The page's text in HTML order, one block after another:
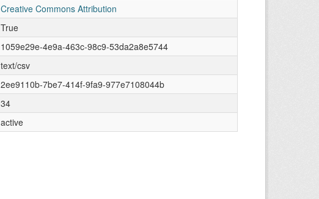
Creative Commons Attribution
True
1059e29e-4e9a-463c-98c9-53da2a8e5744
text/csv
2ee9110b-7be7-414f-9fa9-977e7108044b
34
active